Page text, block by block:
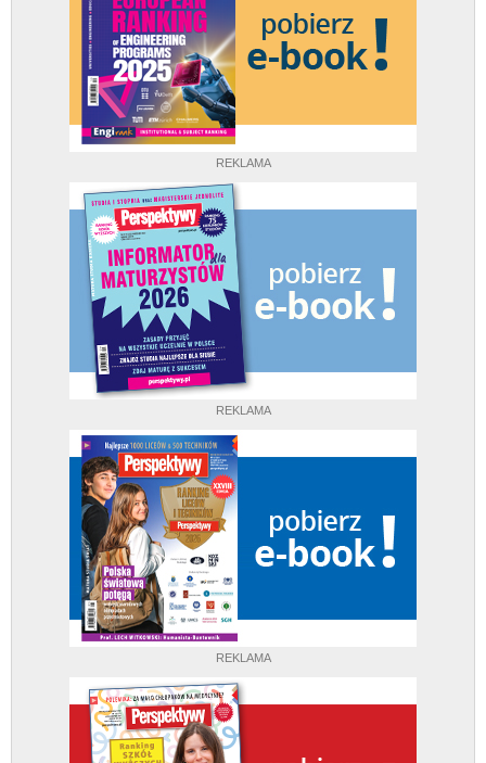
REKLAMA
REKLAMA
REKLAMA